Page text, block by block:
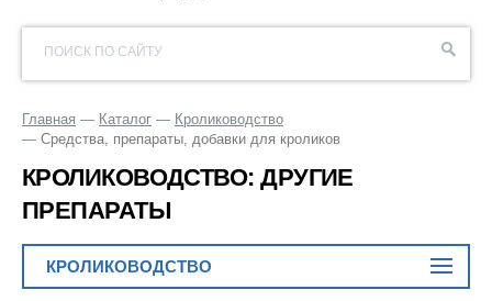
ПОИСК ПО САЙТУ
Главная Каталог
Кролиководство
Средства, препараты, добавки для кроликов
КРОЛИКОВОДСТВО: ДРУГИЕ
ПРЕПАРАТЫ
КРОЛИКОВОДСТВО